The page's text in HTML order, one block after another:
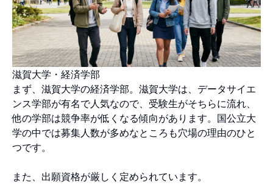
滋賀大学・経済学部
まず、滋賀大学の経済学部。滋賀大学は、データサイエ
ンス学部が有名で人気なので、受験生がそちらに流れ、
他の学部は競争率が低くなる傾向があります。国公立大
学の中では募集人数が多めなところも穴場の理由のひと
つです。
また、出願資格が厳しく定められています。